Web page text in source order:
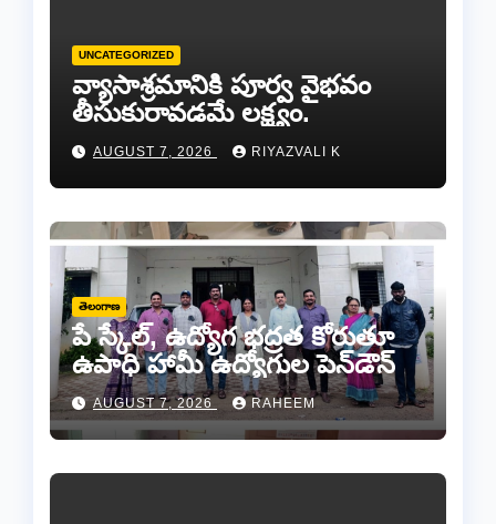
UNCATEGORIZED
వ్యాసాశ్రమానికి పూర్వ వైభవం
తీసుకురావడమే లక్ష్యం.
AUGUST 7, 2026 RIYAZVALI K
తెలంగాణ
పే స్కేల్, ఉద్యోగ భద్రత కోరుతూ
ఉపాధి హామీ ఉద్యోగుల పెన్‌డౌన్
AUGUST 7, 2026 RAHEEM